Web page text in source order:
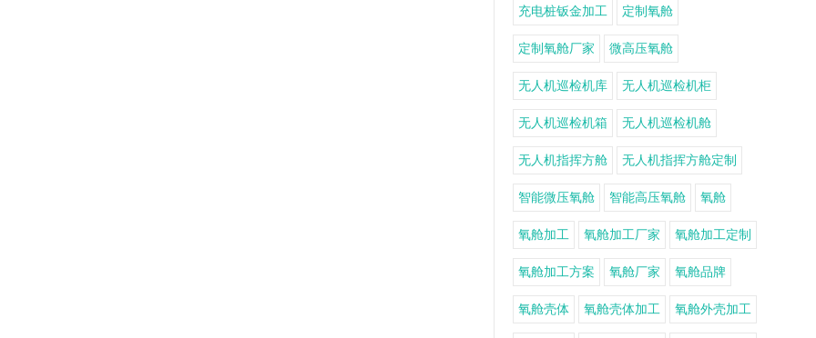
充电桩钣金加工 定制氧舱
定制氧舱厂家 微高压氧舱
无人机巡检机库 无人机巡检机柜
无人机巡检机箱 无人机巡检机舱
无人机指挥方舱 无人机指挥方舱定制
智能微压氧舱 智能高压氧舱 氧舱
氧舱加工 氧舱加工厂家 氧舱加工定制
氧舱加工方案 氧舱厂家 氧舱品牌
氧舱壳体 氧舱壳体加工 氧舱外壳加工